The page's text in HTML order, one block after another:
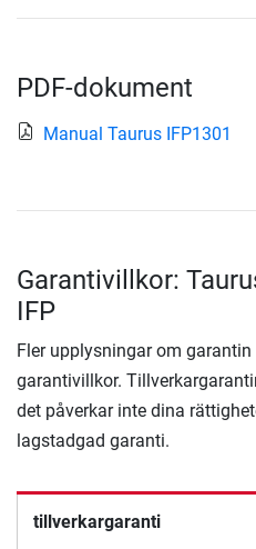
PDF-dokument
Manual Taurus IFP1301
Garantivillkor:
IFP
Fler upplysningar om
garantivillkor.
det påverkar inte dina
lagstadgad garanti.
tillverkargaranti